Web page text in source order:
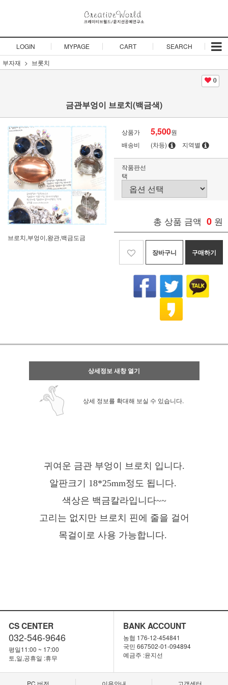
LOGIN MYPAGE CART
SEARCH
부자재
브롯치
0
금관부엉이 브로치(백금색)
브로치,부엉이,왕관,백금도금
상품가 5,500원
배송비
(차등) 지역별
작품판선
택
총 상품 금액 0 원
장바구니 구매하기
상세정보 새창 열기
상세 정보를 확대해 보실 수 있습니다.
귀여운 금관 부엉이 브로치 입니다.
알판크기 18*25mm정도 됩니다.
색상은 백금칼라입니다~~
고리는 없지만 브로치 핀에 줄을 걸어
목걸이로 사용 가능합니다.
CS CENTER
032-546-9646
평일11:00 ~ 17:00
토,일,공휴일 :휴무
BANK ACCOUNT
농협 176-12-454841
국민 667502-01-094894
예금주 :윤지선
PC 버전 이용안내 고객센터